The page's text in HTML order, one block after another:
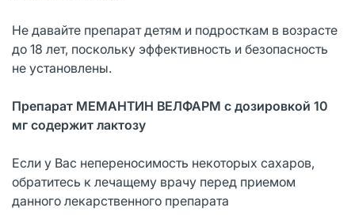
Не давайте препарат детям и подросткам в возрасте
до 18 лет, поскольку эффективность и безопасность
не установлены.
Препарат МЕМАНТИН ВЕЛФАРМ с дозировкой 10
мг содержит лактозу
Если у Вас непереносимость некоторых сахаров,
обратитесь к лечащему врачу перед приемом
данного лекарственного препарата